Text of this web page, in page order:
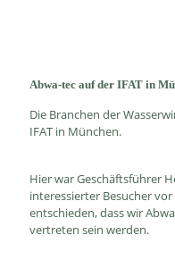
Abwa-tec auf der IFAT in
Die Branchen der
IFAT in München.
Hier war Geschäftsführer
interessierter Besucher
entschieden, dass wir
vertreten sein werden.